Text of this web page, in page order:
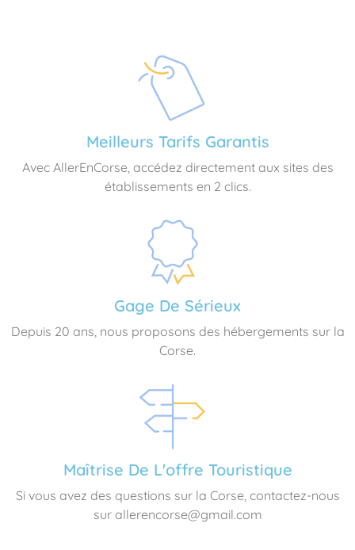
Meilleurs Tarifs Garantis
Avec AllerEnCorse, accédez directement aux sites des
établissements en 2 clics.
Gage De Sérieux
Depuis 20 ans, nous proposons des hébergements sur la
Corse.
Maîtrise De L'offre Touristique
Si vous avez des questions sur la Corse, contactez-nous
sur allerencorse@gmail.com